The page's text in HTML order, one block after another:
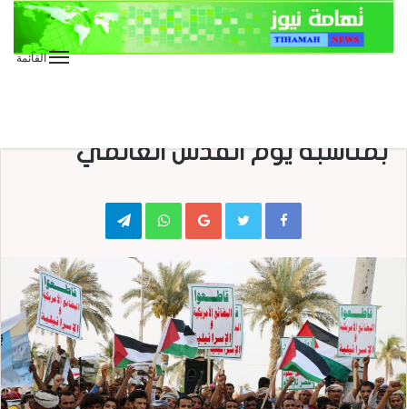
القائمة
بمناسبة يوم القدس العالمي
Google+
WhatsApp
Telegram